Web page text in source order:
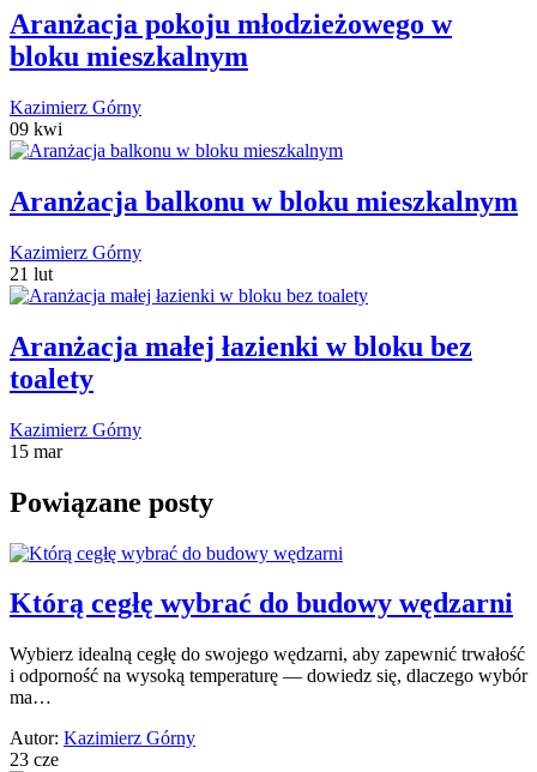
Aranżacja pokoju młodzieżowego w
bloku mieszkalnym
Kazimierz Górny
09 kwi
Aranżacja balkonu w bloku mieszkalnym
Kazimierz Górny
21 lut
Aranżacja małej łazienki w bloku bez
toalety
Kazimierz Górny
15 mar
Powiązane posty
Którą cegłę wybrać do budowy wędzarni
Wybierz idealną cegłę do swojego wędzarni, aby zapewnić trwałość
i odporność na wysoką temperaturę — dowiedz się, dlaczego wybór
ma…
Autor: Kazimierz Górny
23 cze